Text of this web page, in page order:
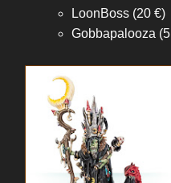
LoonBoss (20 €)
Gobbapalooza